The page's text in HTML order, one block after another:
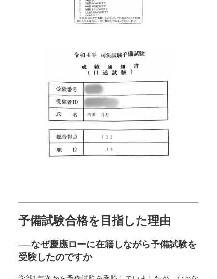
予備試験合格を目指した理由
──なぜ慶應ローに在籍しながら予備試験を
受験したのですか